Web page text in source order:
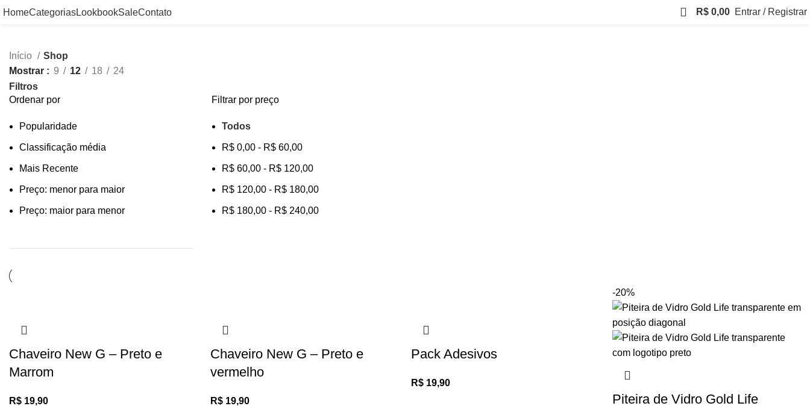
HomeCategoriasLookbookSaleContato R$ 0,00 Entrar / Registrar
Início
Shop
Mostrar
9 12 18
24
Filtros
Ordenar por
Popularidade
Classificação média
Mais Recente
Preço: menor para maior
Preço: maior para menor
Filtrar por preço
Todos
R$ 0,00 - R$ 60,00
R$ 60,00 - R$ 120,00
R$ 120,00 - R$ 180,00
R$ 180,00 - R$ 240,00
Chaveiro New G – Preto e
Marrom
R$ 19,90
Chaveiro New G – Preto e
vermelho
R$19,90
Pack Adesivos
R$ 19,90
-20%
Piteira de Vidro Gold Life